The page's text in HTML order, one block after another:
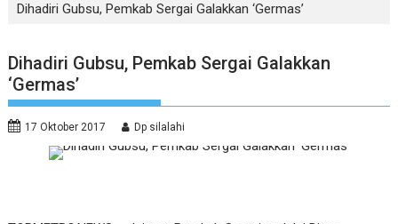
Dihadiri Gubsu, Pemkab Sergai Galakkan ‘Germas’
Dihadiri Gubsu, Pemkab Sergai Galakkan
‘Germas’
17 Oktober 2017 Dp silalahi